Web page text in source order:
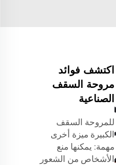
اكتشف فوائد
مروحة السقف
الصناعية
للمروحة السقف
الكبيرة ميزة أخرى
مهمة: يمكنها منع
الأشخاص من الشعور